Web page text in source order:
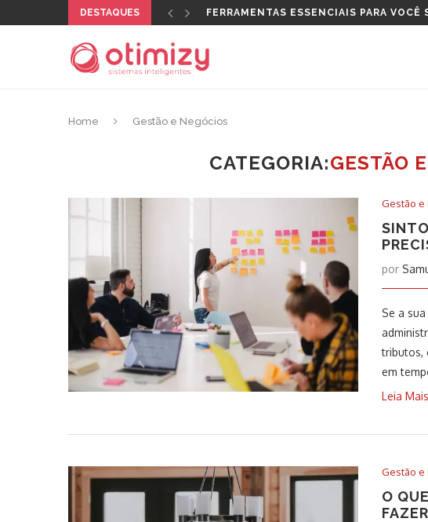
DESTAQUES QUAL CERTIFICADO DIGITAL DEVO
Home Gestão e Negócios
CATEGORIA:GESTÃO
Gestão e
por
Se a
tributos,
em
Leia Mais
Gestão e
O